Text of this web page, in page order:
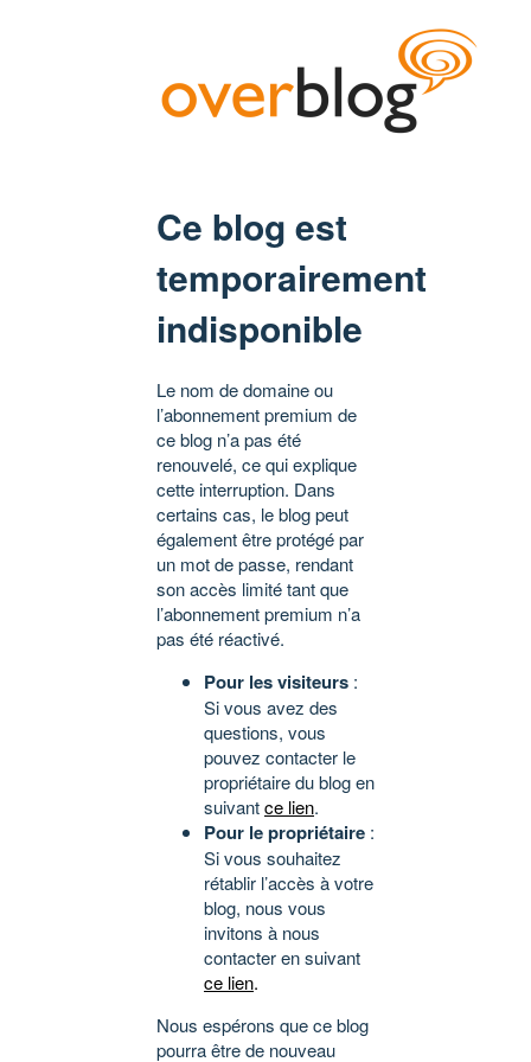
Ce blog est
temporairement
indisponible
Le nom de domaine ou
l’abonnement premium de
ce blog n’a pas été
renouvelé, ce qui explique
cette interruption. Dans
certains cas, le blog peut
également être protégé par
un mot de passe, rendant
son accès limité tant que
l’abonnement premium n’a
pas été réactivé.
Pour les visiteurs :
Si vous avez des
questions, vous
pouvez contacter le
propriétaire du blog en
suivantce lien.
Pour le propriétaire :
Si vous souhaitez
rétablir l’accès à votre
blog, nous vous
invitons à nous
contacter en suivant
ce lien.
Nous espérons que ce blog
pourra être de nouveau